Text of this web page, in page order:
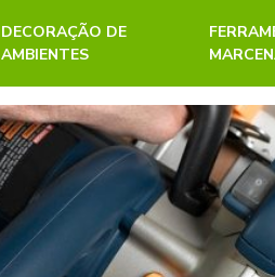
DECORAÇÃO DE
AMBIENTES